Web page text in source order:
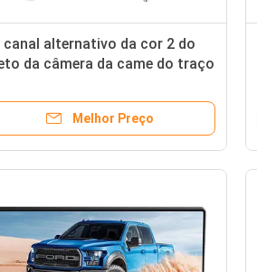
canal alternativo da cor 2 do
da câmera da came do traço
Melhor Preço